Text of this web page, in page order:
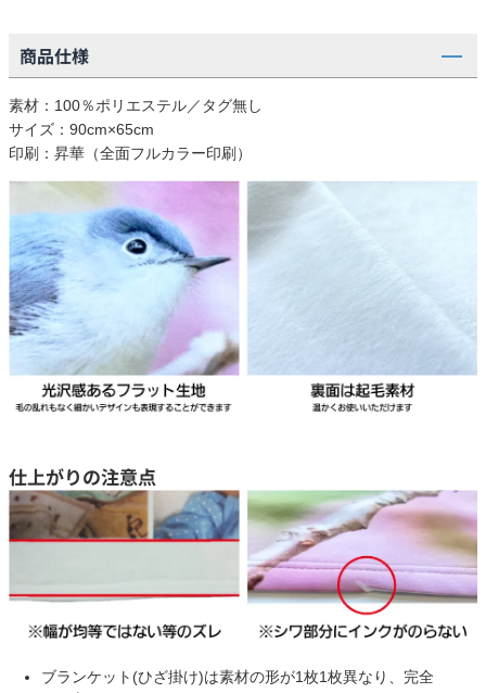
商品仕様
素材：100％ポリエステル／タグ無し
サイズ：90cm×65cm
印刷：昇華（全面フルカラー印刷）
仕上がりの注意点
ブランケット(ひざ掛け)は素材の形が1枚1枚異なり、完全